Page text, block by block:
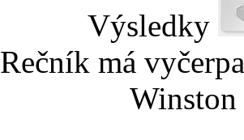
Výsledky
Rečník má